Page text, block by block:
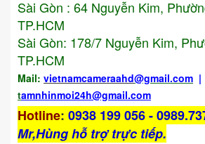
Sài Gòn : 64 Nguyễn Kim,
TP.HCM
Sài Gòn: 178/7 Nguyễn Kim,
TP.HCM
Mail: vietnamcameraahd@gmail.com |
tamnhinmoi24h@gmail.com
Hotline: 0938 199 056 -
Mr,Hùng hỗ trợ trực tiếp.